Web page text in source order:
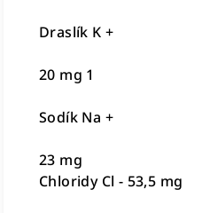
Draslík K +
20 mg 1
Sodík Na +
23 mg
Chloridy Cl - 53,5 mg